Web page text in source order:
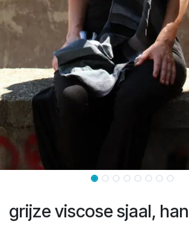
grijze viscose sjaal,